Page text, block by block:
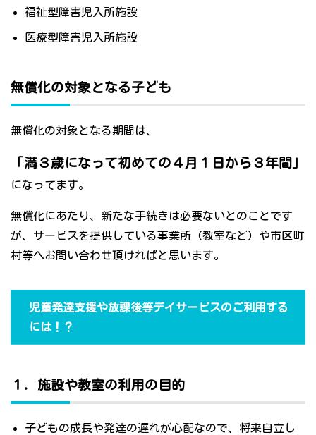
福祉型障害児入所施設
医療型障害児入所施設
無償化の対象となる子ども
無償化の対象となる期間は、
「満３歳になって初めての４月１日から３年間」
になってます。
無償化にあたり、新たな手続きは必要ないとのことです
が、サービスを提供している事業所（教室など）や市区町
村等へお問い合わせ頂ければと思います。
児童発達支援や放課後等デイサービスのご利用する
には！？
１．施設や教室の利用の目的
子どもの成長や発達の遅れが心配なので、将来自立し